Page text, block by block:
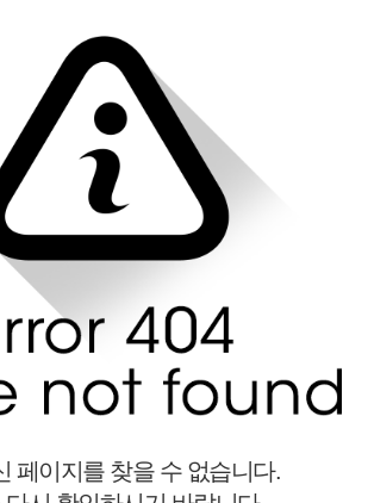
페이지를 찾을 수 없습니다.